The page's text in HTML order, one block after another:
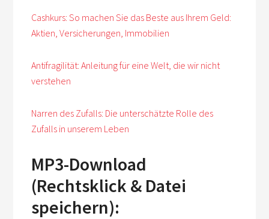
Cashkurs: So machen Sie das Beste aus Ihrem Geld:
Aktien, Versicherungen, Immobilien
Antifragilität: Anleitung für eine Welt, die wir nicht
verstehen
Narren des Zufalls: Die unterschätzte Rolle des
Zufalls in unserem Leben
MP3-Download
(Rechtsklick & Datei
speichern):